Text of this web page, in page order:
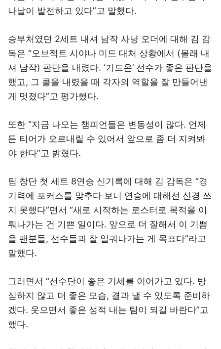
나날이 발전하고 있다”고 말했다.
승부처였던 2세트 내셔 남작 사냥 오더에 대해 김 감
독은 “오브젝트 시야나 미드 대처 상황에서 (몰래 내
셔 남작) 판단을 내렸다. ‘기드온’ 선수가 좋은 판단을
했고, 그 콜을 내렸을 때 각자의 역할을 잘 만들어낸
게 멋졌다”고 평가했다.
또한 “지금 나오는 챔피언들은 변동성이 많다. 언제
든 티어가 오르내릴 수 있어서 앞으로 좀 더 지켜봐
야 한다”고 밝혔다.
팀 창단 첫 세트 8연승 신기록에 대해 김 감독은 “경
기력에 포커스를 맞추다 보니 연승에 대해선 신경 쓰
지 못했다”면서 “새로 시작하는 로스터로 목적을 이
뤄나가는 건 기쁜 일이다. 앞으로 더 잘해서 이 기쁨
을 팬분들, 선수들과 잘 일궈나가는 게 목표다”라고
말했다.
그러면서 “선수단이 좋은 기세를 이어가고 있다. 방
심하지 않고 더 좋은 모습, 결과 낼 수 있도록 준비하
겠다. 웃으면서 좋은 성적 내는 팀이 되길 바란다”고
했다.